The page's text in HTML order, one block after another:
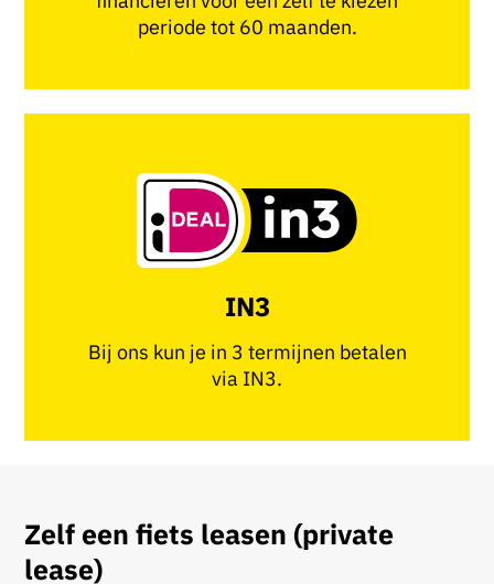
periode tot 60 maanden.
IN3
Bij ons kun je in 3 termijnen betalen
via IN3.
Zelf een fiets leasen (private
lease)